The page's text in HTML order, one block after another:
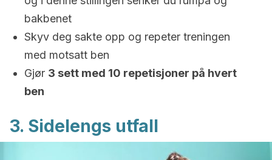
bakbenet
Skyv deg sakte opp og repeter treningen
med motsatt ben
Gjør 3 sett med 10 repetisjoner på hvert
ben
3. Sidelengs utfall